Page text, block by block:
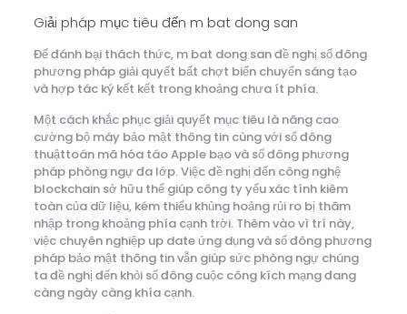
Giải pháp mục tiêu đến m bat dong san
Để đánh bại thách thức, m bat dong san đề nghị số đông
phương pháp giải quyết bất chợt biến chuyển sáng tạo
và hợp tác ký kết kết trong khoảng chưa ít phía.
Một cách khắc phục giải quyết mục tiêu là nâng cao
cường bộ máy bảo mật thông tin cùng với số đông
thuậttoán mã hóa táo Apple bạo và số đông phương
pháp phòng ngự đa lớp. Việc đề nghị đến công nghệ
blockchain sở hữu thể giúp công ty yếu xác tính kiêm
toàn của dữ liệu, kém thiểu khủng hoảng rủi ro bị thâm
nhập trong khoảng phía cạnh trời. Thêm vào vì trí này,
việc chuyên nghiệp up date ứng dụng và số đông phương
pháp bảo mật thông tin vẫn giúp sức phòng ngự chúng
ta đề nghị đến khỏi số đông cuộc công kích mạng đang
càng ngày càng khía cạnh.